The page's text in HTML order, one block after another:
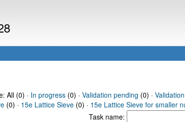
All (0) · In progress(0) · Validation pending (0) ·
(0) · 15e Lattice Sieve (0) · 15e Lattice Sieve for smaller
Task name: